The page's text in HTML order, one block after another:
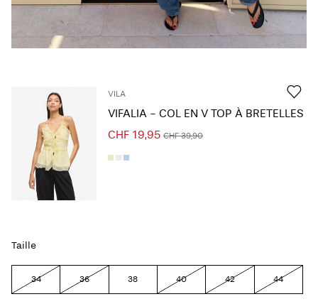
VILA
VIFALIA - COL EN V TOP À BRETELLES
CHF 19,95 CHF 39,90
Taille
34 36 38 40 42 44